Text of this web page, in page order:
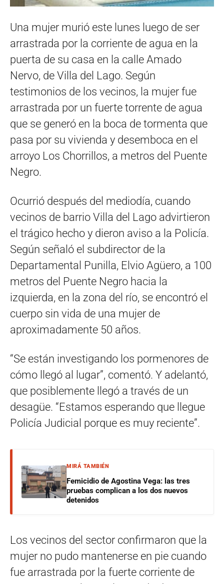
Una mujer murió este lunes luego de ser
arrastrada por la corriente de agua en la
puerta de su casa en la calle Amado
Nervo, de Villa del Lago. Según
testimonios de los vecinos, la mujer fue
arrastrada por un fuerte torrente de agua
que se generó en la boca de tormenta que
pasa por su vivienda y desemboca en el
arroyo Los Chorrillos, a metros del Puente
Negro.
Ocurrió después del mediodía, cuando
vecinos de barrio Villa del Lago advirtieron
el trágico hecho y dieron aviso a la Policía.
Según señaló el subdirector de la
Departamental Punilla, Elvio Agüero, a 100
metros del Puente Negro hacia la
izquierda, en la zona del río, se encontró el
cuerpo sin vida de una mujer de
aproximadamente 50 años.
“Se están investigando los pormenores de
cómo llegó al lugar”, comentó. Y adelantó,
que posiblemente llegó a través de un
desagüe. “Estamos esperando que llegue
Policía Judicial porque es muy reciente”.
MIRÁ TAMBIÉN
Femicidio de Agostina Vega: las tres
pruebas complican a los dos nuevos
detenidos
Los vecinos del sector confirmaron que la
mujer no pudo mantenerse en pie cuando
fue arrastrada por la fuerte corriente de